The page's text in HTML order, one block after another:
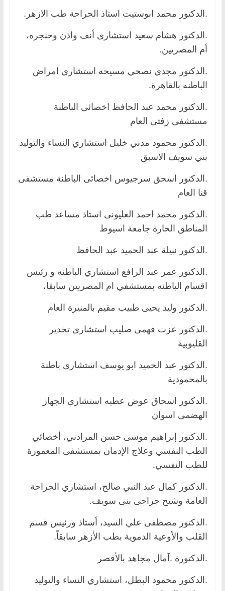
.الدكتور محمد ابوستيت استاذ الجراحة طب الازهر.
.الدكتور هشام سعيد استشارى أنف واذن وحنجره،
أم المصريين.
.الدكتور مجدي نصحي مسيحه استشاري امراض
الباطنه بالقاهرة.
.الدكتور محمد عبد الحافظ اخصائى الباطنة
مستشفى زفتى العام
.الدكتور محمود مدني خليل استشاري النساء والتوليد
بني سويف الاسبق
.الدكتور اسحق سرجيوس اخصائى الباطنة مستشفى
قنا العام
.الدكتور محمد احمد الغليونى استاذ مساعد طب
المناطق الحارة جامعة اسيوط
.الدكتور نبيلة عبد الحميد عبد الحافظ
.الدكتور عمر عبد الرافع استشاري الباطنه و رئيس
اقسام الباطنه بمستشفي ام المصريين سابقا،
.الدكتور وليد يحيى طبيب مقيم بالمنيرة العام
.الدكتور عزت فهمى صليب استشارى تخدير
القليوبية
.الدكتور عبد الحميد ابو يوسف استشارى باطنة
بالمحمودية
.الدكتور اسحاق عوض عطيه استشارى الجهاز
الهضمى اسوان
.الدكتور إبراهيم موسى حسن المرادني، أخصائي
الطب النفسي وعلاج الإدمان بمستشفى المعمورة
للطب النفسي.
.الدكتور كمال عبد النبي صالح، استشاري الجراحة
العامة وشيخ جراحى بنى سويف.
.الدكتور مصطفى علي السيد، أستاذ ورئيس قسم
القلب والأوعية الدموية بطب الأزهر سابقاً.
.الدكتورة .آمال مجاهد بالأقصر
.الدكتور محمود البطل، استشاري النساء والتوليد